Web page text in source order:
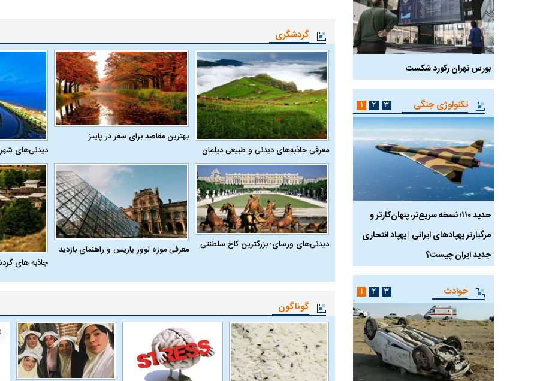
گردشگری
معرفی جاذبه‌های دیدنی و طبیعی دیلمان
بهترین مقاصد برای سفر در پاییز
دیدنی‌های
دیدنی‌های ورسای؛ بزرگترین کاخ سلطنتی
معرفی موزه لوور پاریس و راهنمای بازدید
جاذبه های
گوناگون
بورس تهران رکورد شکست سیگنال مثبت دیپلماسی به بورس پرواز ۱۰۰ هزار واحدی شاخص کل بورس بورس تهران
تکنولوژی جنگی
حدید ۱۱۰؛ نسخه سریع‌تر، پنهان‌کارتر و
مرگبارتر پهپادهای ایرانی | پهپاد انتحاری
جدید ایران چیست؟
هواپیمای مرموز E-11A BACN چیست؟
فضاپیمای «استارشیپ» ایلان ماسک
چیست؟
حدید ۱۱۰؛
مرگبارتر
جدید ایران
۱ ۲ ۳
حوادث ۱ ۲ ۳